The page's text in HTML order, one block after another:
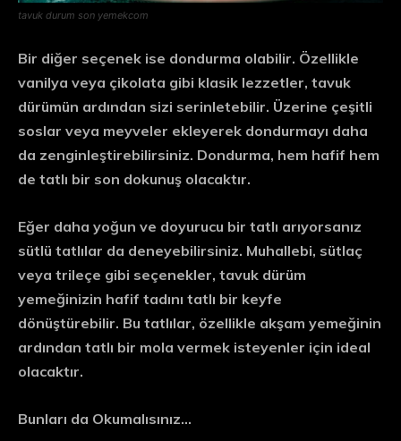
tavuk durum son yemekcom
Bir diğer seçenek ise dondurma olabilir. Özellikle
vanilya veya çikolata gibi klasik lezzetler, tavuk
dürümün ardından sizi serinletebilir. Üzerine çeşitli
soslar veya meyveler ekleyerek dondurmayı daha
da zenginleştirebilirsiniz. Dondurma, hem hafif hem
de tatlı bir son dokunuş olacaktır.
Eğer daha yoğun ve doyurucu bir tatlı arıyorsanız
sütlü tatlılar da deneyebilirsiniz. Muhallebi, sütlaç
veya trileçe gibi seçenekler, tavuk dürüm
yemeğinizin hafif tadını tatlı bir keyfe
dönüştürebilir. Bu tatlılar, özellikle akşam yemeğinin
ardından tatlı bir mola vermek isteyenler için ideal
olacaktır.
Bunları da Okumalısınız…